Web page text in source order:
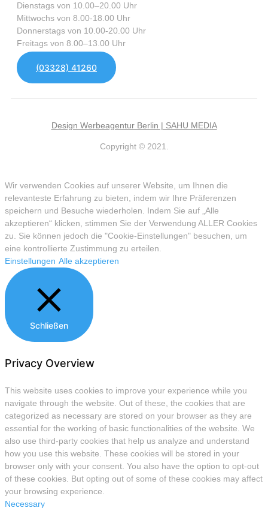
Dienstags von 10.00–20.00 Uhr
Mittwochs von 8.00-18.00 Uhr
Donnerstags von 10.00-20.00 Uhr
Freitags von 8.00–13.00 Uhr
(03328) 41260
Design Werbeagentur Berlin | SAHU MEDIA
Copyright © 2021.
Wir verwenden Cookies auf unserer Website, um Ihnen die
relevanteste Erfahrung zu bieten, indem wir Ihre Präferenzen
speichern und Besuche wiederholen. Indem Sie auf „Alle
akzeptieren“ klicken, stimmen Sie der Verwendung ALLER Cookies
zu. Sie können jedoch die "Cookie-Einstellungen" besuchen, um
eine kontrollierte Zustimmung zu erteilen.
Einstellungen Alle akzeptieren
Schließen
Privacy Overview
This website uses cookies to improve your experience while you
navigate through the website. Out of these, the cookies that are
categorized as necessary are stored on your browser as they are
essential for the working of basic functionalities of the website. We
also use third-party cookies that help us analyze and understand
how you use this website. These cookies will be stored in your
browser only with your consent. You also have the option to opt-out
of these cookies. But opting out of some of these cookies may affect
your browsing experience.
Necessary